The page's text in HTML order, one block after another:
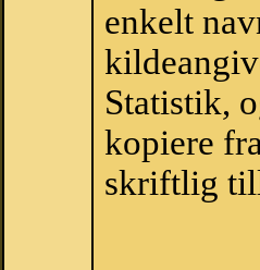
enkelt
Statistik,
kopiere
skriftlig